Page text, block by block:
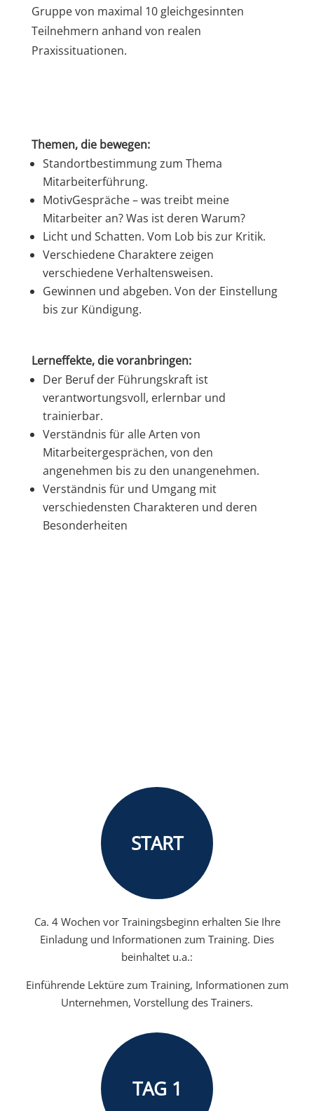
Gruppe von maximal 10 gleichgesinnten
Teilnehmern anhand von realen
Praxissituationen.
Themen, die bewegen:
Standortbestimmung zum Thema
Mitarbeiterführung.
MotivGespräche – was treibt meine
Mitarbeiter an? Was ist deren Warum?
Licht und Schatten. Vom Lob bis zur Kritik.
Verschiedene Charaktere zeigen
verschiedene Verhaltensweisen.
Gewinnen und abgeben. Von der Einstellung
bis zur Kündigung.
Lerneffekte, die voranbringen:
Der Beruf der Führungskraft ist
verantwortungsvoll, erlernbar und
trainierbar.
Verständnis für alle Arten von
Mitarbeitergesprächen, von den
angenehmen bis zu den unangenehmen.
Verständnis für und Umgang mit
verschiedensten Charakteren und deren
Besonderheiten
START
Ca. 4 Wochen vor Trainingsbeginn erhalten Sie Ihre
Einladung und Informationen zum Training. Dies
beinhaltet u.a.:
Einführende Lektüre zum Training, Informationen zum
Unternehmen, Vorstellung des Trainers.
TAG 1